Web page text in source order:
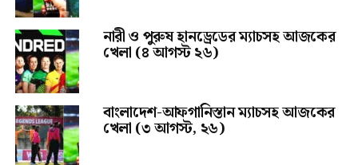
নারী ও পুরুষ হানড্রেডের ম্যাচসহ আজকের
খেলা (৪ আগস্ট ২৬)
বাংলাদেশ-আফগানিস্তান ম্যাচসহ আজকের
খেলা (৩ আগস্ট, ২৬)